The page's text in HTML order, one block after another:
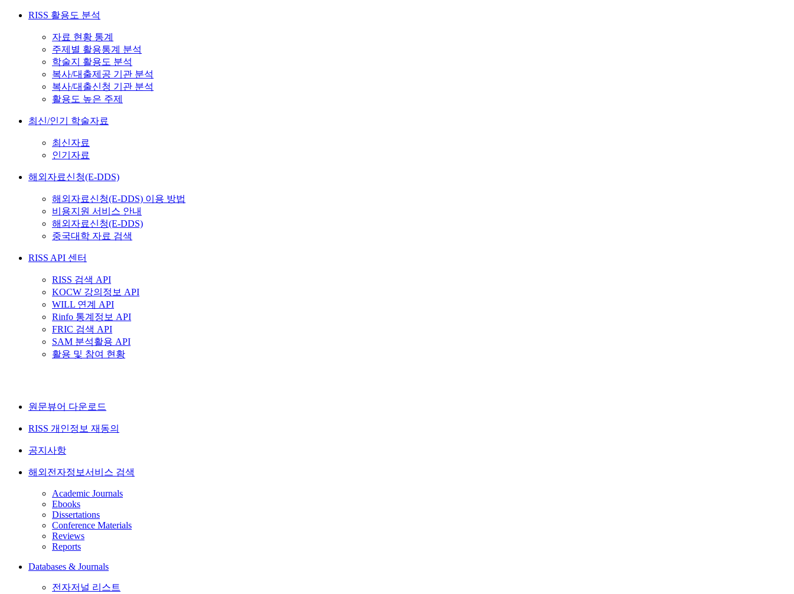
RISS 활용도 분석
자료 현황 통계
주제별 활용통계 분석
학술지 활용도 분석
복사/대출제공 기관 분석
복사/대출신청 기관 분석
활용도 높은 주제
최신/인기 학술자료
최신자료
인기자료
해외자료신청(E-DDS)
해외자료신청(E-DDS) 이용 방법
비용지원 서비스 안내
해외자료신청(E-DDS)
중국대학 자료 검색
RISS API 센터
RISS 검색 API
KOCW 강의정보 API
WILL 연계 API
Rinfo 통계정보 API
FRIC 검색 API
SAM 분석활용 API
활용 및 참여 현황
원문뷰어 다운로드
RISS 개인정보 재동의
공지사항
해외전자정보서비스 검색
Academic Journals
Ebooks
Dissertations
Conference Materials
Reviews
Reports
Databases & Journals
전자저널 리스트